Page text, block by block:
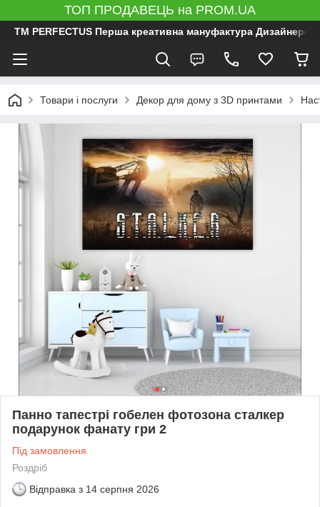
ТОП ПРОДАВЕЦЬ на PROM.UA
ТМ PERFECTUS Перша креативна мануфактура
Товари і послуги Декор для дому з 3D принтами
Панно тапестрі гобелен фотозона сталкер
подарунок фанату гри 2
Під замовлення
Роздріб
Відправка з 14 серпня 2026